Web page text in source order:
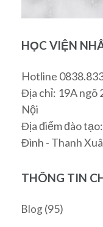
HỌC VIỆN
Hotline
Địa chỉ: 19A ngõ
Nội
Địa điểm đào
Đình - Thanh
THÔNG TIN
Blog(95)